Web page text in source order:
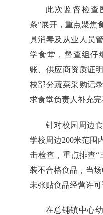
此次监督检查
条”展开，重点聚焦
具消毒及从业人员
学食堂，督查组仔
账、供应商资质证
校部分蔬菜采购记
求食堂负责人补充完
针对校园周边
学校周边200米范围
击检查，重点排查“
装不合格食品，当
未张贴食品经营许
在总铺镇中心